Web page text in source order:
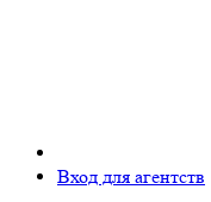
Вход для агентств